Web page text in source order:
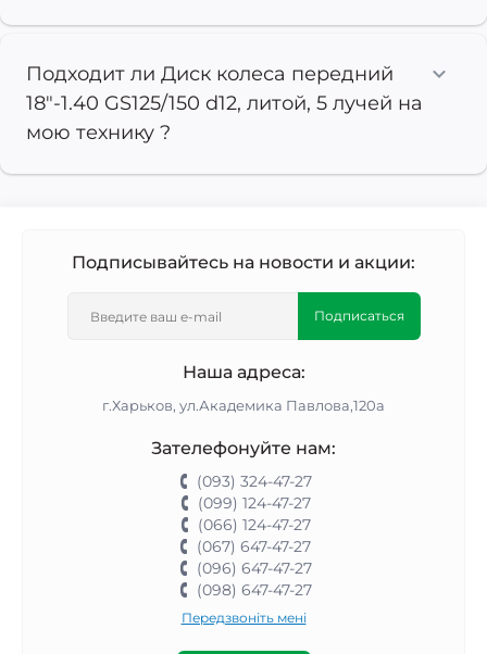
Подходит ли Диск колеса передний
18"-1.40 GS125/150 d12, литой, 5 лучей на
мою технику ?
Подписывайтесь на новости и акции:
Подписаться
Наша адреса:
г.Харьков, ул.Академика Павлова,120а
Зателефонуйте нам:
(093) 324-47-27
(099) 124-47-27
(066) 124-47-27
(067) 647-47-27
(096) 647-47-27
(098) 647-47-27
Передзвоніть мені